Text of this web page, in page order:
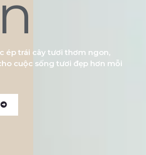
ép trái cây tươi thơm ngon,
cuộc sống tươi đẹp hơn mỗi